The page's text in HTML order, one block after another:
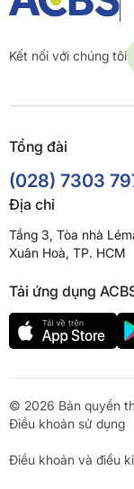
Kết nối với chúng tôi
Tổng đài
(028) 7303
Địa chỉ
Tầng 3, Tòa nhà
Xuân Hoà, TP. HCM
Tải ứng dụng
© 2026 Bản quyền
Điều khoản sử dụng
Điều khoản và điều